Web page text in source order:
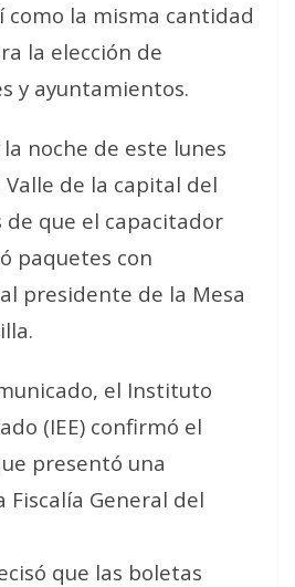
como la misma cantidad
la elección de
y ayuntamientos.
noche de este lunes
de la capital del
de que el capacitador
paquetes con
presidente de la Mesa
el Instituto
(IEE) confirmó el
presentó una
Fiscalía General del
que las boletas